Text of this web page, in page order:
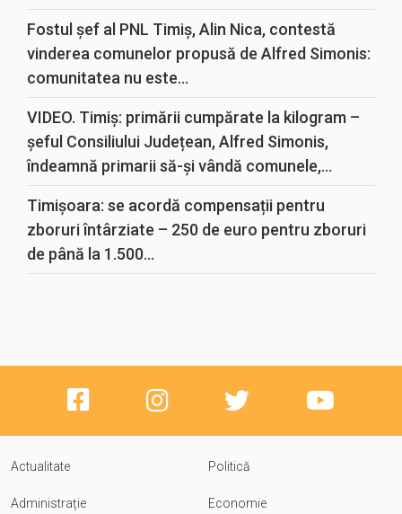
Fostul șef al PNL Timiș, Alin Nica, contestă
vinderea comunelor propusă de Alfred Simonis:
comunitatea nu este...
VIDEO. Timiș: primării cumpărate la kilogram –
șeful Consiliului Județean, Alfred Simonis,
îndeamnă primarii să-și vândă comunele,...
Timișoara: se acordă compensații pentru
zboruri întârziate – 250 de euro pentru zboruri
de până la 1.500...
Actualitate Politică
Administrație Economie